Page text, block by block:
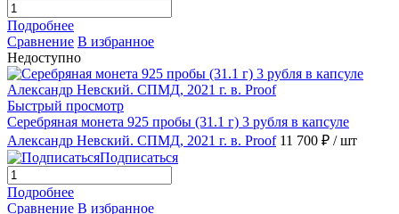
Подробнее
Сравнение В избранное
Недоступно
Быстрый просмотр
Серебряная монета 925 пробы (31.1 г) 3 рубля в капсуле
Александр Невский. СПМД, 2021 г. в. Proof 11 700 ₽ / шт
Подписаться
Подробнее
Сравнение В избранное